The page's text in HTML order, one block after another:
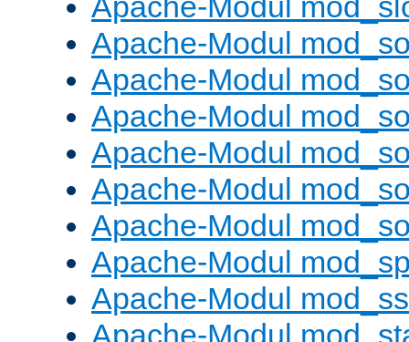
Apache-Modul
Apache-Modul
Apache-Modul
Apache-Modul
Apache-Modul
Apache-Modul
Apache-Modul
Apache-Modul
Apache-Modul